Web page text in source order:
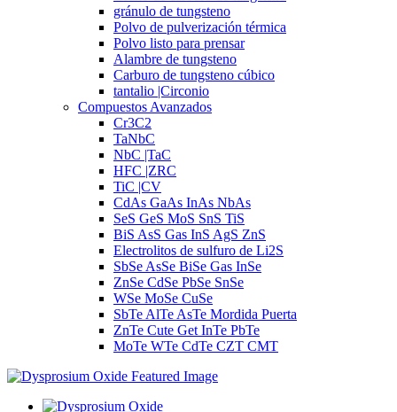
gránulo de tungsteno
Polvo de pulverización térmica
Polvo listo para prensar
Alambre de tungsteno
Carburo de tungsteno cúbico
tantalio |Circonio
Compuestos Avanzados
Cr3C2
TaNbC
NbC |TaC
HFC |ZRC
TiC |CV
CdAs GaAs InAs NbAs
SeS GeS MoS SnS TiS
BiS AsS Gas InS AgS ZnS
Electrolitos de sulfuro de Li2S
SbSe AsSe BiSe Gas InSe
ZnSe CdSe PbSe SnSe
WSe MoSe CuSe
SbTe AlTe AsTe Mordida Puerta
ZnTe Cute Get InTe PbTe
MoTe WTe CdTe CZT CMT